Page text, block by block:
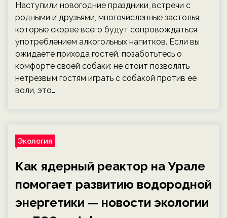
Наступили новогодние праздники, встречи с
родными и друзьями, многочисленные застолья,
которые скорее всего будут сопровождаться
употреблением алкогольных напитков. Если вы
ожидаете прихода гостей, позаботьтесь о
комфорте своей собаки: не стоит позволять
нетрезвым гостям играть с собакой против ее
воли, это…
Экология
Как ядерный реактор на Урале
помогает развитию водородной
энергетики — новости экологии